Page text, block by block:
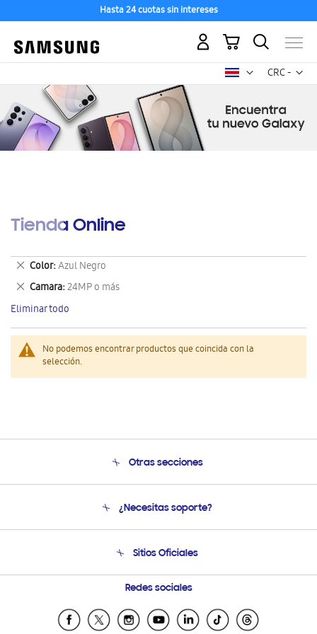
Hasta 24 cuotas sin intereses
CRC -
colón
Mi carrito
Tienda Online
No podemos encontrar productos que coincida con la
selección.
Color Azul Negro
Eliminar
este
artículo
Camara 24MP o más
Eliminar
este
artículo
Eliminar todo
Otras secciones
Soporte
Seguimiento de tu pedido
Condiciones de Compra
¿Necesitas soporte?
Soporte vía eMail
Preguntas Frecuentes
Sitios Oficiales
Samsung Costa Rica
Samsung Ecuador
Samsung El Salvador
Redes sociales